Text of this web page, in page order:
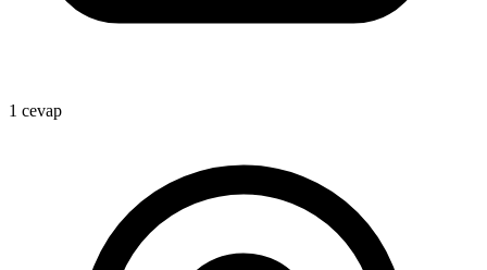
1 cevap